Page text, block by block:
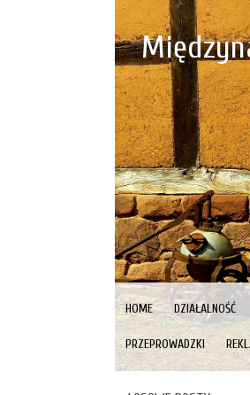
HOME DZIAŁALNOŚĆ
PRZEPROWADZKI